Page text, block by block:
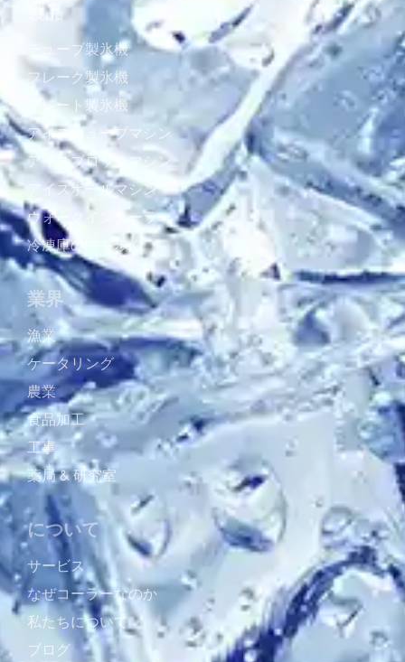
製品
チューブ製氷機
フレーク製氷機
プレート製氷機
アイスキューブマシン
アイスブロックマシン
アイスボールマシン
ウォークインクーラー
冷凍庫の中を歩く
業界
漁業
ケータリング
農業
食品加工
工事
薬局 & 研究室
について
サービス
なぜコーラーなのか
私たちについて
ブログ